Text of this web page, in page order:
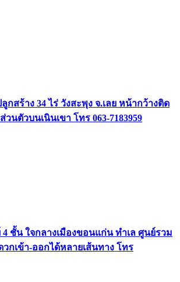
สร้าง 34 ไร่ วังสะพุง จ.เลย หน้ากว้างติด
ตัวบนเนินเขา โทร 063-7183959
ชั้น ใจกลางเมืองขอนแก่น ทำเล ศูนย์รวม
กเข้า-ออกได้หลายเส้นทาง โทร